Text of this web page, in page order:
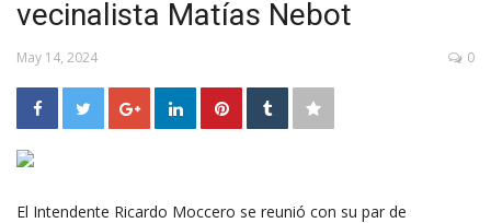
vecinalista Matías Nebot
May 14, 2024 0
El Intendente Ricardo Moccero se reunió con su par de